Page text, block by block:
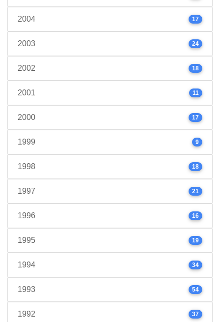
2004 17
2003 24
2002 18
2001 11
2000 17
1999 9
1998 18
1997 21
1996 16
1995 19
1994 34
1993 54
1992 37